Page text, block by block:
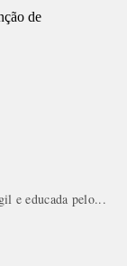
de
e educada pelo...